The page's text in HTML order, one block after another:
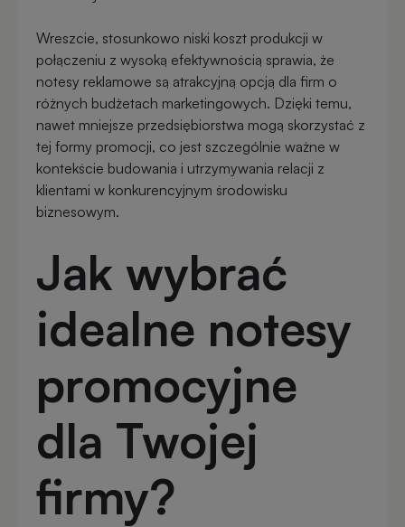
Gadżety
lato
Wreszcie, stosunkowo niski koszt produkcji w
połączeniu z wysoką efektywnością sprawia, że
notesy reklamowe są atrakcyjną opcją dla firm o
różnych budżetach marketingowych. Dzięki temu,
nawet mniejsze przedsiębiorstwa mogą skorzystać z
tej formy promocji, co jest szczególnie ważne w
kontekście budowania i utrzymywania relacji z
klientami w konkurencyjnym środowisku
biznesowym.
Jak wybrać
idealne notesy
promocyjne
dla Twojej
firmy?